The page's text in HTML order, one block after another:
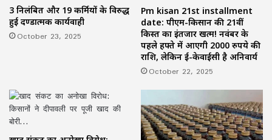
3 निलंबित और 19 कर्मियों के विरुद्ध
हुई दण्डात्मक कार्यवाही
October 23, 2025
Pm kisan 21st installment
date: पीएम-किसान की 21वीं
किस्त का इंतजार खत्म! नवंबर के
पहले हफ्ते में आएगी 2000 रुपये की
राशि, लेकिन ई-केवाईसी है अनिवार्य
October 22, 2025